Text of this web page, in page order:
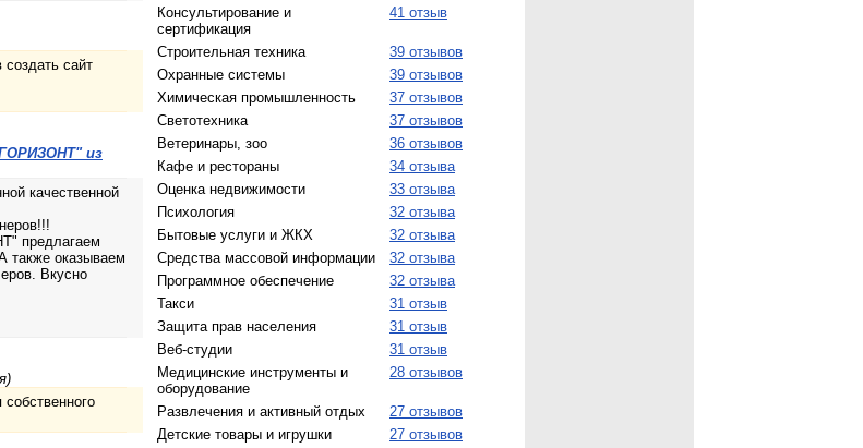
сайт
из
качественной
предлагаем
также оказываем
Вкусно
Консультирование и
сертификация
41 отзыв
Строительная техника
39 отзывов
Охранные системы
39 отзывов
Химическая промышленность
37 отзывов
Светотехника
37 отзывов
Ветеринары, зоо
36 отзывов
Кафе и рестораны
34 отзыва
Оценка недвижимости
33 отзыва
Психология
32 отзыва
Бытовые услуги и ЖКХ
32 отзыва
Средства массовой информации
32 отзыва
Программное обеспечение
32 отзыва
Такси
31 отзыв
Защита прав населения
31 отзыв
Веб-студии
31 отзыв
Медицинские инструменты и
оборудование
28 отзывов
Развлечения и активный отдых
27 отзывов
Детские товары и игрушки
27 отзывов